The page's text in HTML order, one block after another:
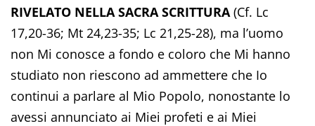
RIVELATO NELLA SACRA SCRITTURA(Cf. Lc
17,20-36; Mt 24,23-35; Lc 21,25-28), ma l’uomo
non Mi conosce a fondo e coloro che Mi hanno
studiato non riescono ad ammettere che Io
continui a parlare al Mio Popolo, nonostante lo
avessi annunciato ai Miei profeti e ai Miei